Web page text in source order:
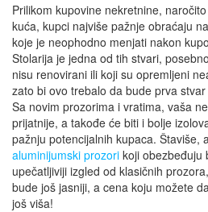
Prilikom kupovine nekretnine,
kuća, kupci najviše pažnje obraćaju
koje je neophodno menjati nakon
Stolarija je jedna od tih stvari,
nisu renovirani ili koji su opremljeni
zato bi ovo trebalo da bude prva
Sa novim prozorima i vratima, vaša
prijatnije, a takođe će biti i bolje
pažnju potencijalnih kupaca. Štaviše,
aluminijumski prozori koji obezbeđuju
upečatljiviji izgled od klasičnih
bude još jasniji, a cena koju možete
još viša!